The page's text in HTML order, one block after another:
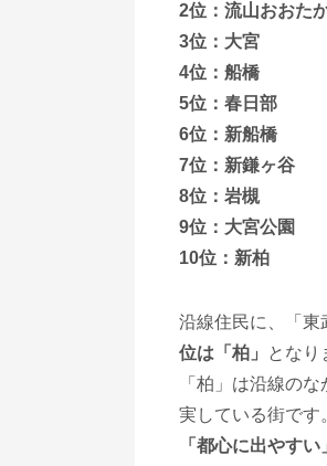
2位：流山おおた
3位：大宮
4位：船橋
5位：春日部
6位：新船橋
7位：新鎌ヶ谷
8位：岩槻
9位：大宮公園
10位：新柏
沿線住民に、「東
位は「柏」
となり
「柏」は沿線の
実している街です
「都心に出やす